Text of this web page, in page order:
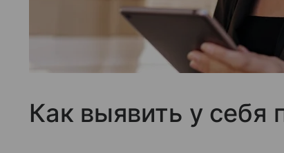
Как выявить у себя